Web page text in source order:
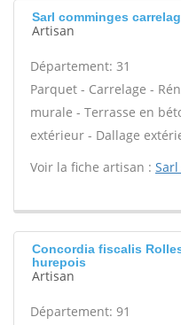
Sarl comminges
Artisan
Département: 31
Parquet - Carrelage -
murale - Terrasse en
extérieur - Dallage
Voir la fiche artisan :
Concordia fiscalis
hurepois
Artisan
Département: 91